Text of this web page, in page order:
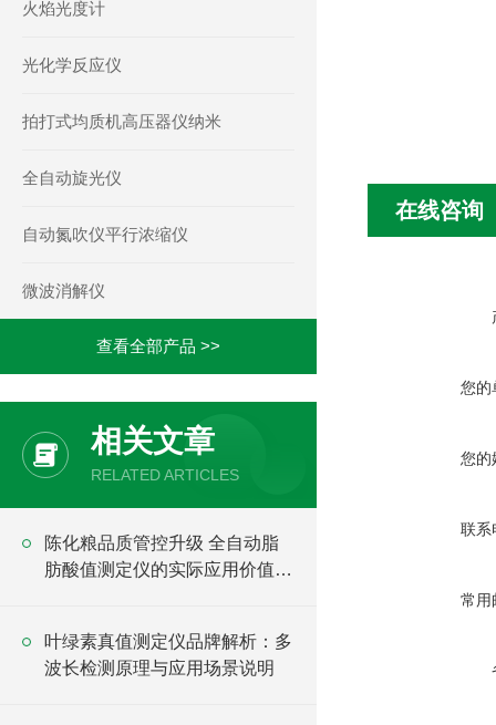
在线咨询
您的
您的
联系
常用
火焰光度计
光化学反应仪
拍打式均质机高压器仪纳米
全自动旋光仪
自动氮吹仪平行浓缩仪
微波消解仪
查看全部产品 >>
相关文章
RELATED ARTICLES
陈化粮品质管控升级 全自动脂
肪酸值测定仪的实际应用价值盘
叶绿素真值测定仪品牌解析：多
波长检测原理与应用场景说明